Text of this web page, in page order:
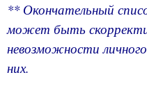
** Окончательный
может быть
невозможности
них.